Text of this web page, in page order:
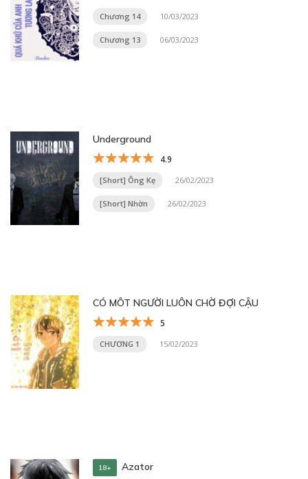
Chương 14 10/03/2023
Chương 13 06/03/2023
Underground
4.9
[Short] Ông Kẹ 26/02/2023
[Short] Nhờn 26/02/2023
CÓ MÔT NGƯỜI LUÔN CHỜ ĐỢI CẬU
5
CHƯƠNG 1 15/02/2023
18+ Azator